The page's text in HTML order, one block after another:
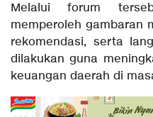
Melalui forum
memperoleh gambaran
rekomendasi, serta
dilakukan guna
keuangan daerah di